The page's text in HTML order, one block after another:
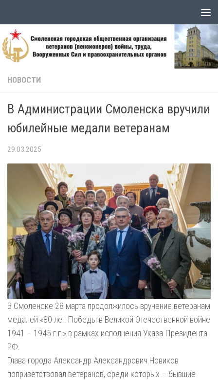
НОВОСТИ
В Администрации Смоленска вручили
юбилейные медали ветеранам
29.03.2025
В Смоленске 28 марта продолжилось вручение ветеранам
медалей «80 лет Победы в Великой Отечественной войне
1941 – 1945 г.г.» в рамках исполнения Указа Президента
РФ.
Глава города Александр Александрович Новиков
поприветствовал ветеранов, среди которых – бывшие